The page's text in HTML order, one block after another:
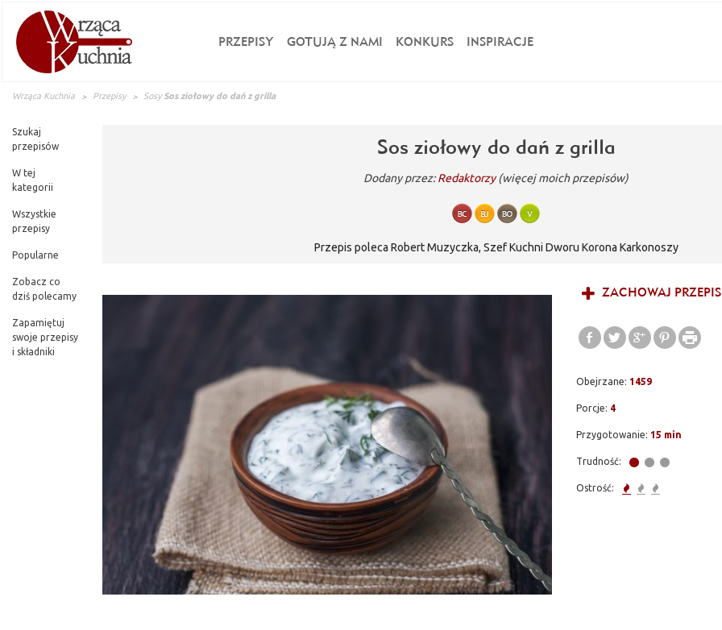
PRZEPISY GOTUJĄ Z NAMI KONKURS INSPIRACJE
Wrząca Kuchnia Przepisy Sosy Sos ziołowy do dań z grilla
Szukaj
przepisów
W tej
kategorii
Wszystkie
przepisy
Popularne
Zobacz co
dziś polecamy
Zapamiętuj
swoje przepisy
i składniki
Sos ziołowy do dań z grilla
Dodany przez:Redaktorzy (więcej moich przepisów)
Przepis poleca Robert Muzyczka, Szef Kuchni Dworu Korona Karkonoszy
ZACHOWAJ PRZEPIS
Obejrzane: 1459
Porcje: 4
Przygotowanie: 15 min
Trudność:
Ostrość: